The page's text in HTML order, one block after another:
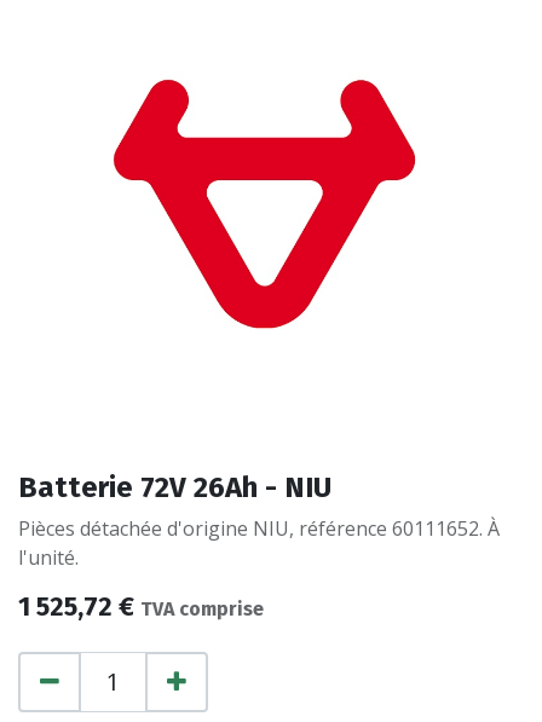
Batterie 72V 26Ah - NIU
Pièces détachée d'origine NIU, référence 60111652. À
l'unité.
1 525,72 € TVA comprise